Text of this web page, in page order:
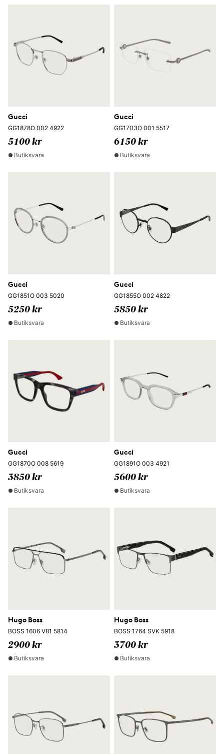
Gucci
GG1878O 002 4922
5100 kr
Butiksvara
Gucci
GG1703O 001 5517
6150 kr
Butiksvara
Gucci
GG1851O 003 5020
5250 kr
Butiksvara
Gucci
GG1855O 002 4822
5850 kr
Butiksvara
Gucci
GG1870O 008 5619
3850 kr
Butiksvara
Gucci
GG1891O 003 4921
5600 kr
Butiksvara
Hugo Boss
BOSS 1606 V81 5814
2900 kr
Butiksvara
Hugo Boss
BOSS 1764 SVK 5918
3700 kr
Butiksvara